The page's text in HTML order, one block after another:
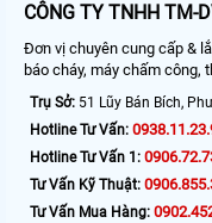
CÔNG TY TNHH TM-
Đơn vị chuyên cung cấp &
báo cháy, máy chấm công,
Trụ Sở: 51 Lũy Bán Bích,
Hotline Tư Vấn:
Hotline Tư Vấn 1:
Tư Vấn Kỹ Thuật:
Tư Vấn Mua Hàng: